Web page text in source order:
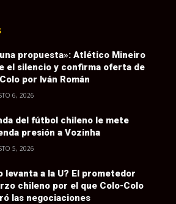
propuesta»: Atlético Mineiro
el silencio y confirma oferta de
por Iván Román
6, 2026
del fútbol chileno le mete
presión a Vozinha
5, 2026
levanta a la U? El prometedor
chileno por el que Colo-Colo
las negociaciones